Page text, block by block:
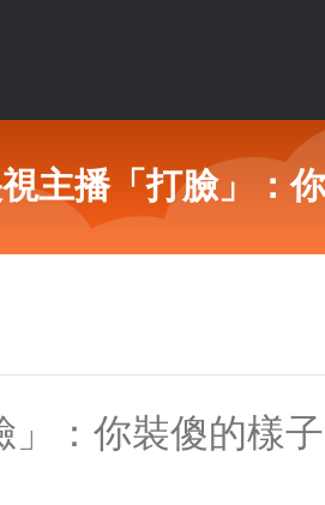
主播「打臉」：
：你裝傻的樣子